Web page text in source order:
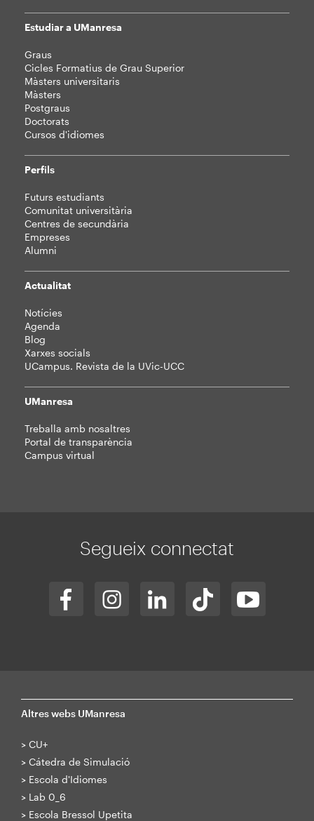
Mapa
web
Estudiar a UManresa
Graus
Cicles Formatius de Grau Superior
Màsters universitaris
Màsters
Postgraus
Doctorats
Cursos d'idiomes
Perfils
Futurs estudiants
Comunitat universitària
Centres de secundària
Empreses
Alumni
Actualitat
Notícies
Agenda
Blog
Xarxes socials
UCampus. Revista de la UVic-UCC
UManresa
Treballa amb nosaltres
Portal de transparència
Campus virtual
Segueix connectat
Altres webs UManresa
> CU+
> Cátedra de Simulació
> Escola d'Idiomes
> Lab 0_6
> Escola Bressol Upetita